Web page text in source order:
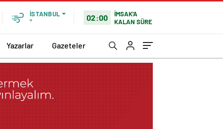
İSTANBUL
°
02:00
İMSAK'A
KALAN SÜRE
Yazarlar Gazeteler